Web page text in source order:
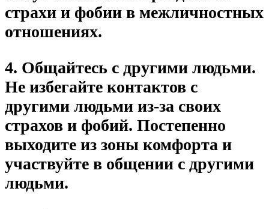
страхи и фобии в межличностных
отношениях.
4. Общайтесь с другими людьми.
Не избегайте контактов с
другими людьми из-за своих
страхов и фобий. Постепенно
выходите из зоны комфорта и
участвуйте в общении с другими
людьми.